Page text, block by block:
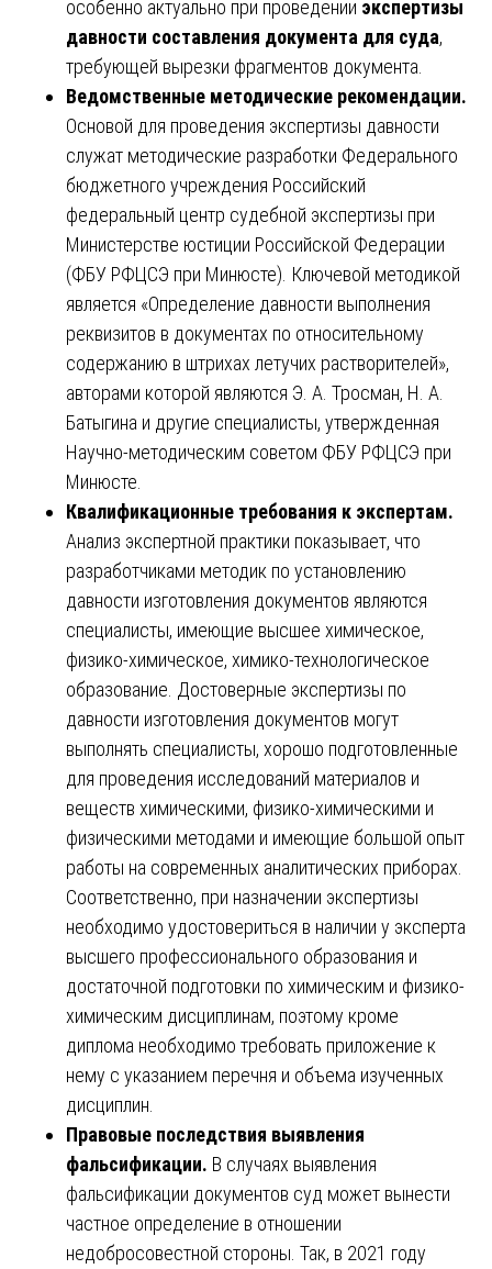
особенно актуально при проведении экспертизы
давности составления документа для суда,
требующей вырезки фрагментов документа.
Ведомственные методические рекомендации.
Основой для проведения экспертизы давности
служат методические разработки Федерального
бюджетного учреждения Российский
федеральный центр судебной экспертизы при
Министерстве юстиции Российской Федерации
(ФБУ РФЦСЭ при Минюсте). Ключевой методикой
является «Определение давности выполнения
реквизитов в документах по относительному
содержанию в штрихах летучих растворителей»,
авторами которой являются Э. А. Тросман, Н. А.
Батыгина и другие специалисты, утвержденная
Научно-методическим советом ФБУ РФЦСЭ при
Минюсте.
Квалификационные требования к экспертам.
Анализ экспертной практики показывает, что
разработчиками методик по установлению
давности изготовления документов являются
специалисты, имеющие высшее химическое,
физико-химическое, химико-технологическое
образование. Достоверные экспертизы по
давности изготовления документов могут
выполнять специалисты, хорошо подготовленные
для проведения исследований материалов и
веществ химическими, физико-химическими и
физическими методами и имеющие большой опыт
работы на современных аналитических приборах.
Соответственно, при назначении экспертизы
необходимо удостовериться в наличии у эксперта
высшего профессионального образования и
достаточной подготовки по химическим и физико-
химическим дисциплинам, поэтому кроме
диплома необходимо требовать приложение к
нему с указанием перечня и объема изученных
дисциплин.
Правовые последствия выявления
фальсификации. В случаях выявления
фальсификации документов суд может вынести
частное определение в отношении
недобросовестной стороны. Так, в 2021 году